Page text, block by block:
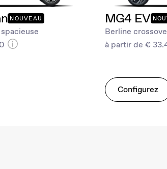
NOUVEAU MG4 EV
Berline
à partir de €
Configurez